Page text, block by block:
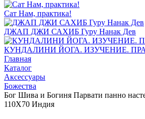
Сат Нам, практика!
ДЖАП ДЖИ САХИБ Гуру Нанак Дев
КУНДАЛИНИ ЙОГА. ИЗУЧЕНИЕ.
Главная
Каталог
Аксессуары
Божества
Бог Шива и Богиня Парвати панно
110Х70 Индия